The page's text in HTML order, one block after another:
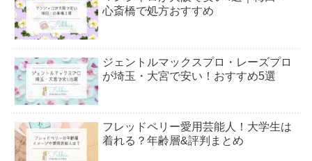
心斎橋で処方おすすめ
ジェントルマックスプロ・レーズプロ
が埼玉・大宮で安い！おすすめ5選
フレッドペリー愛用芸能人！大学生は
着れる？年齢層&評判まとめ